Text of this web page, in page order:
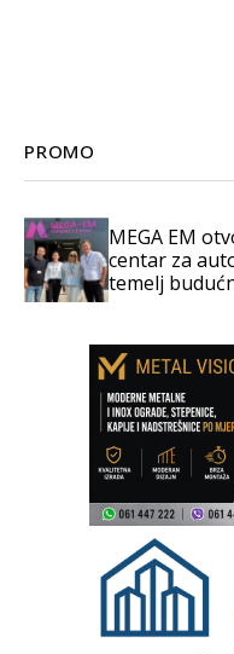
PROMO
MEGA EM
centar za
temelj